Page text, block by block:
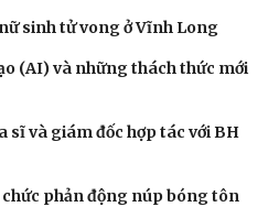
sinh tử vong ở Vĩnh Long
(AI) và những thách thức mới
sĩ và giám đốc hợp tác với BH
phản động núp bóng tôn